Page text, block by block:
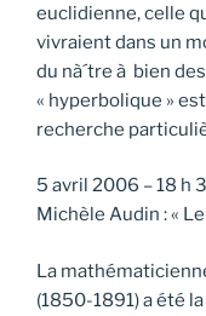
euclidienne, celle
vivraient dans un
du nà´tre à bien
« hyperbolique »
recherche
5 avril 2006 – 18 h
Michèle Audin : «
La
(1850-1891) a été